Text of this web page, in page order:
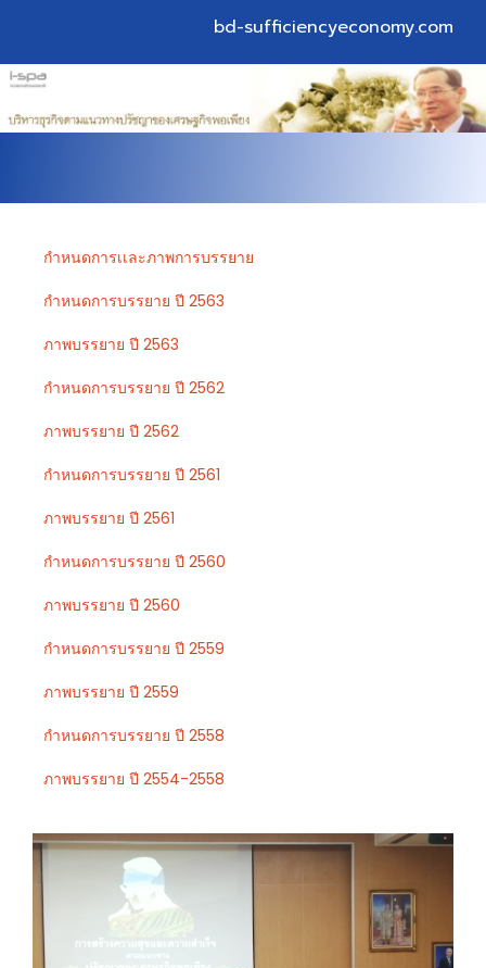
bd-sufficiencyeconomy.com
กำหนดการเเละภาพการบรรยาย
กำหนดการบรรยาย ปี 2563
ภาพบรรยาย ปี 2563
กำหนดการบรรยาย ปี 2562
ภาพบรรยาย ปี 2562
กำหนดการบรรยาย ปี 2561
ภาพบรรยาย ปี 2561
กำหนดการบรรยาย ปี 2560
ภาพบรรยาย ปี 2560
กำหนดการบรรยาย ปี 2559
ภาพบรรยาย ปี 2559
กำหนดการบรรยาย ปี 2558
ภาพบรรยาย ปี 2554-2558